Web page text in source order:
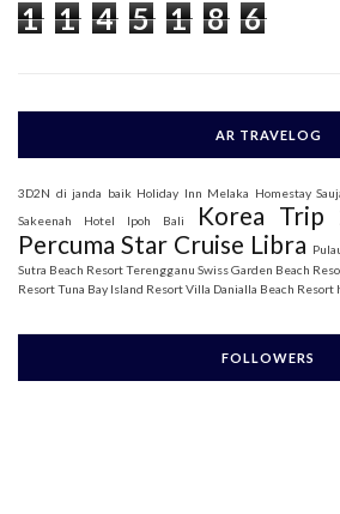
r
:1 1 4 5 1 8 6
AR TRAVELOG
3D2N di janda baik Holiday Inn Melaka Homestay
Sakeenah
Hotel Ipoh Bali Korea Trip
Percuma Star Cruise Libra
Sutra Beach Resort Terengganu Swiss Garden Beach
ResortTuna Bay Island ResortVilla Danialla Beach Resort
FOLLOWERS